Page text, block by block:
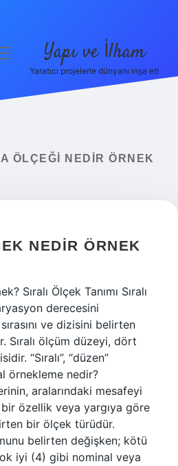
Yapı ve İlham
Yaratıcı projelerle dünyanı inşa et!
ÖLÇEĞI NEDIR ÖRNEK
NEDIR ÖRNEK
Sıralı Ölçek Tanımı Sıralı
derecesini
ve dizisini belirten
Sıralı ölçüm düzeyi, dört
“Sıralı”, “düzen”
örnekleme nedir?
aralarındaki mesafeyi
özellik veya yargıya göre
bir ölçek türüdür.
belirten değişken; kötü
iyi (4) gibi nominal veya